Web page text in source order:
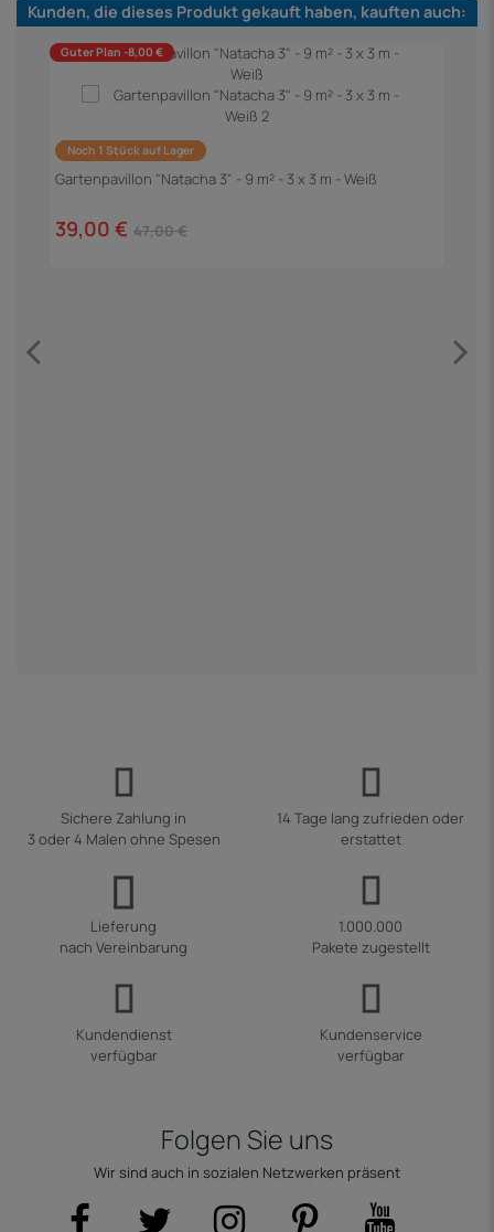
Kunden, die dieses Produkt gekauft haben, kauften auch:
Guter Plan -8,00 €
Noch 1 Stück auf Lager
Gartenpavillon "Natacha 3" - 9 m² - 3 x 3 m - Weiß
39,00 € 47,00 €
Sichere Zahlung in
3 oder 4 Malen ohne Spesen
14 Tage lang zufrieden oder
erstattet
Lieferung
nach Vereinbarung
1.000.000
Pakete zugestellt
Kundendienst
verfügbar
Kundenservice
verfügbar
Folgen Sie uns
Wir sind auch in sozialen Netzwerken präsent